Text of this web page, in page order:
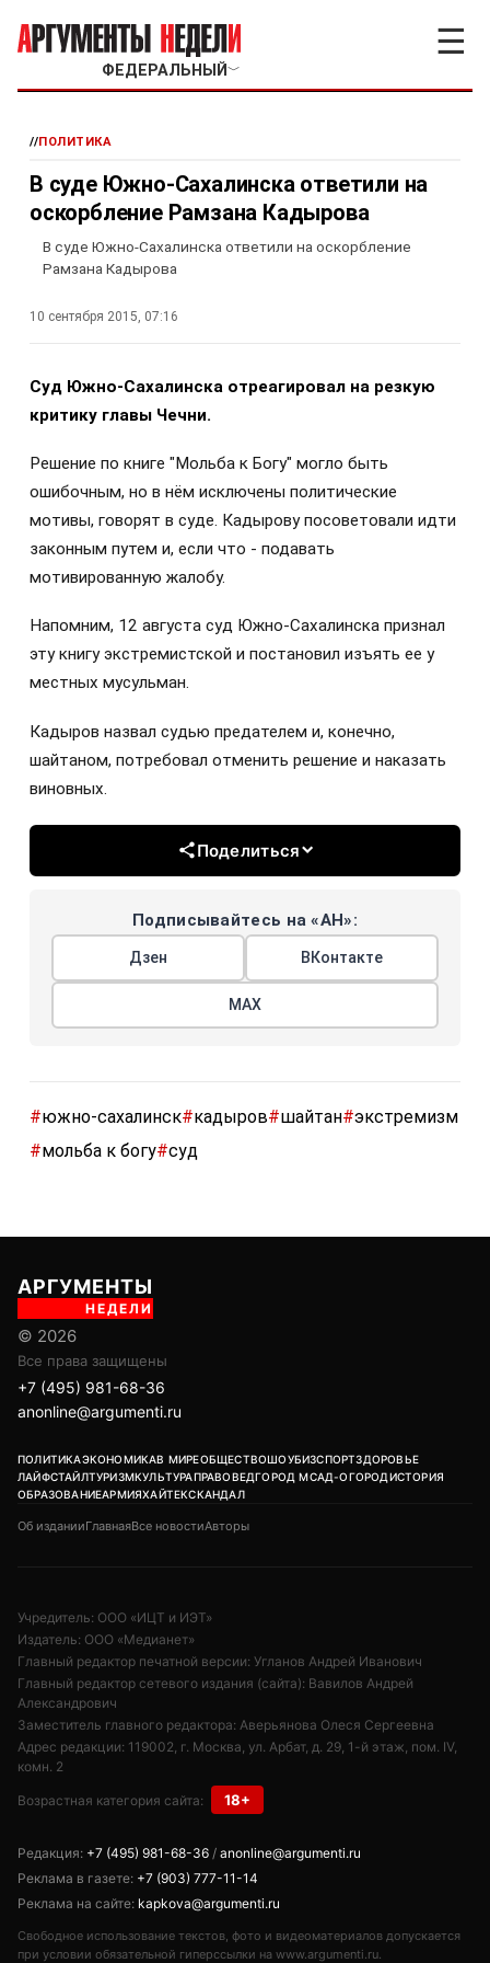
ФЕДЕРАЛЬНЫЙ ﹀
☰
//ПОЛИТИКА
В суде Южно-Сахалинска ответили на
оскорбление Рамзана Кадырова
В суде Южно-Сахалинска ответили на оскорбление
Рамзана Кадырова
10 сентября 2015, 07:16
Суд Южно-Сахалинска отреагировал на резкую
критику главы Чечни.
Решение по книге "Мольба к Богу" могло быть
ошибочным, но в нём исключены политические
мотивы, говорят в суде. Кадырову посоветовали идти
законным путем и, если что - подавать
мотивированную жалобу.
Напомним, 12 августа суд Южно-Сахалинска признал
эту книгу экстремистской и постановил изъять ее у
местных мусульман.
Кадыров назвал судью предателем и, конечно,
шайтаном, потребовал отменить решение и наказать
виновных.
Поделиться
Подписывайтесь на «АН»:
Дзен ВКонтакте
МАХ
#южно-сахалинск#кадыров#шайтан#экстремизм
#мольба к богу#суд
АРГУМЕНТЫ
НЕДЕЛИ
© 2026
Все права защищены
+7 (495) 981-68-36
anonline@argumenti.ru
ПОЛИТИКАЭКОНОМИКАВ МИРЕОБЩЕСТВОШОУБИЗСПОРТЗДОРОВЬЕ
ЛАЙФСТАЙЛТУРИЗМКУЛЬТУРАПРАВОВЕДГОРОД МСАД-ОГОРОДИСТОРИЯ
ОБРАЗОВАНИЕАРМИЯХАЙТЕКСКАНДАЛ
Об изданииГлавнаяВсе новостиАвторы
Учредитель: ООО «ИЦТ и ИЭТ»
Издатель: ООО «Медианет»
Главный редактор печатной версии: Угланов Андрей Иванович
Главный редактор сетевого издания (сайта): Вавилов Андрей
Александрович
Заместитель главного редактора: Аверьянова Олеся Сергеевна
Адрес редакции: 119002, г. Москва, ул. Арбат, д. 29, 1-й этаж, пом. IV,
комн. 2
Возрастная категория сайта: 18+
Редакция: +7 (495) 981-68-36 / anonline@argumenti.ru
Реклама в газете: +7 (903) 777-11-14
Реклама на сайте: kapkova@argumenti.ru
Свободное использование текстов, фото и видеоматериалов допускается
при условии обязательной гиперссылки на www.argumenti.ru.